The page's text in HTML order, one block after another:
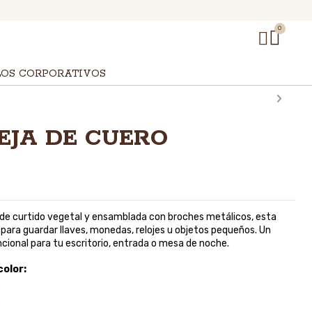
CORPORATIVOS
DE CUERO
curtido vegetal y ensamblada con broches metálicos, esta
guardar llaves, monedas, relojes u objetos pequeños. Un
para tu escritorio, entrada o mesa de noche.